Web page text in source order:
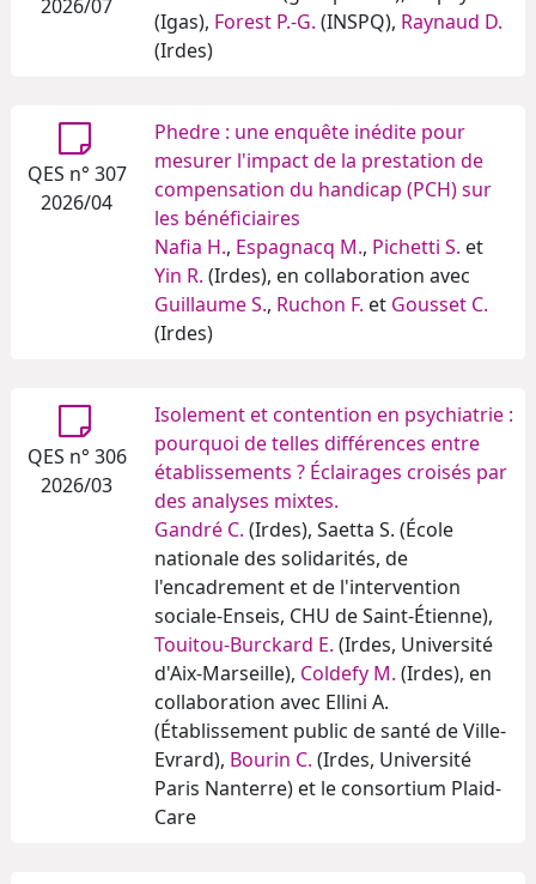
2026/07
(Igas), Forest P.-G. (INSPQ), Raynaud D.
(Irdes)
QES n° 307
2026/04
Phedre : une enquête inédite pour
mesurer l'impact de la prestation de
compensation du handicap (PCH) sur
les bénéficiaires
Nafia H., Espagnacq M., Pichetti S. et
Yin R. (Irdes), en collaboration avec
Guillaume S., Ruchon F. et Gousset C.
(Irdes)
QES n° 306
2026/03
Isolement et contention en psychiatrie :
pourquoi de telles différences entre
établissements ? Éclairages croisés par
des analyses mixtes.
Gandré C. (Irdes), Saetta S. (École
nationale des solidarités, de
l'encadrement et de l'intervention
sociale-Enseis, CHU de Saint-Étienne),
Touitou-Burckard E. (Irdes, Université
d'Aix-Marseille), Coldefy M. (Irdes), en
collaboration avec Ellini A.
(Établissement public de santé de Ville-
Evrard), Bourin C. (Irdes, Université
Paris Nanterre) et le consortium Plaid-
Care